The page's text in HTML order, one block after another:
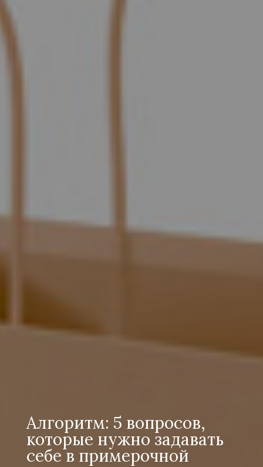
Алгоритм: 5 вопросов,
которые нужно задавать
себе в примерочной